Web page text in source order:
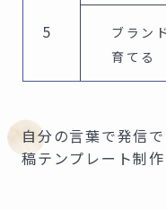
ブラン
育てる
自分の言葉で発信
稿テンプレート制作